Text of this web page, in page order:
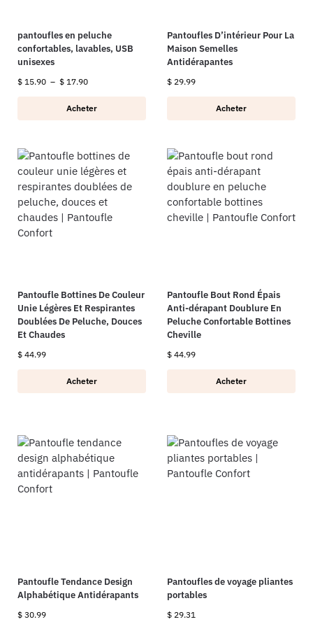
pantoufles en peluche
confortables, lavables, USB
unisexes
$ 15.90 – $ 17.90
Acheter
Pantoufles D’intérieur Pour La
Maison Semelles
Antidérapantes
$ 29.99
Acheter
Pantoufle Bottines De Couleur
Unie Légères Et Respirantes
Doublées De Peluche, Douces
Et Chaudes
$ 44.99
Acheter
Pantoufle Bout Rond Épais
Anti-dérapant Doublure En
Peluche Confortable Bottines
Cheville
$ 44.99
Acheter
Pantoufle Tendance Design
Alphabétique Antidérapants
$ 30.99
Pantoufles de voyage pliantes
portables
$ 29.31